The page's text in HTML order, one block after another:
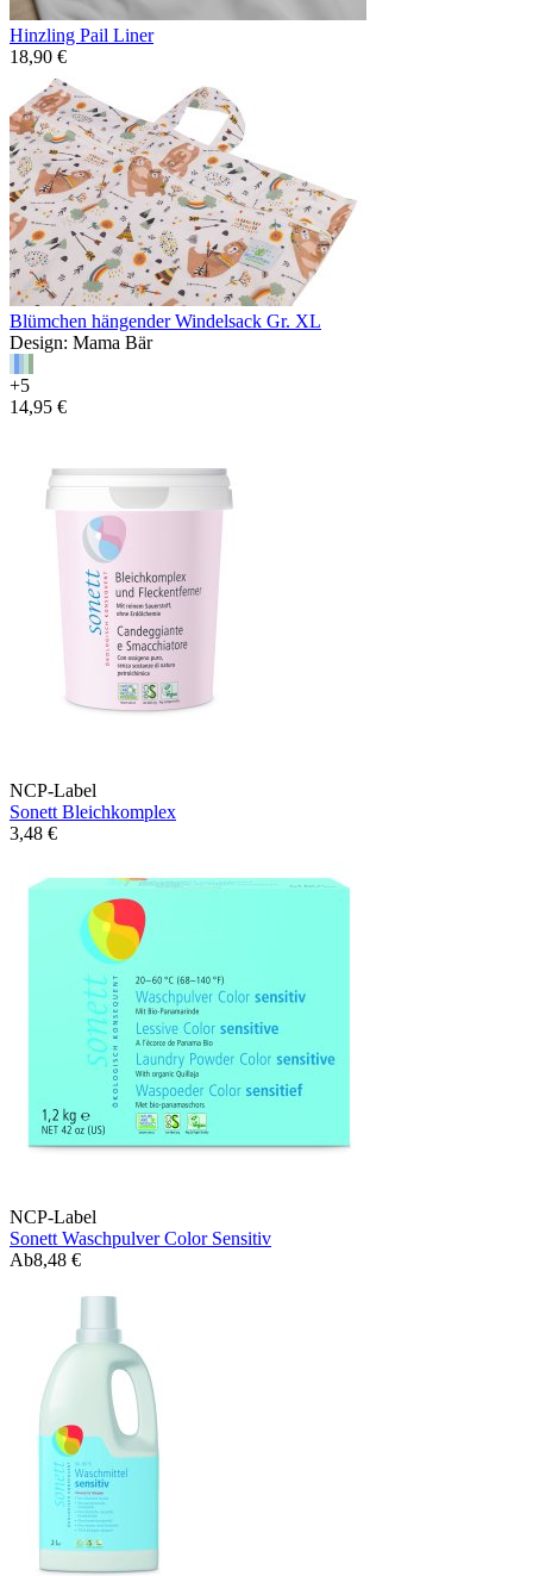
Hinzling Pail Liner
18,90 €
Blümchen hängender Windelsack Gr. XL
Design: Mama Bär
+5
14,95 €
NCP-Label
Sonett Bleichkomplex
3,48 €
NCP-Label
Sonett Waschpulver Color Sensitiv
Ab8,48 €